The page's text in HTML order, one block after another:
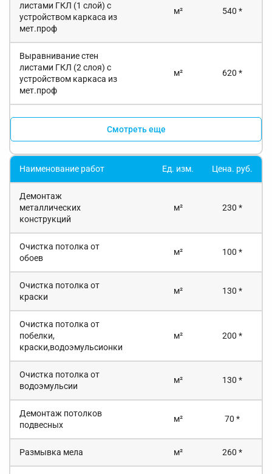
листами ГКЛ (1 слой) с
устройством каркаса из
мет.проф
м² 540 *
Выравнивание стен
листами ГКЛ (2 слоя) с
устройством каркаса из
мет.проф
м² 620 *
Смотреть еще
Наименование работ Ед. изм. Цена. руб.
Демонтаж
металлических
конструкций
м² 230 *
Очистка потолка от
обоев
м² 100 *
Очистка потолка от
краски
м² 130 *
Очистка потолка от
побелки,
краски,водоэмульсионки
м² 200 *
Очистка потолка от
водоэмульсии
м² 130 *
Демонтаж потолков
подвесных
м² 70 *
Размывка мела м² 260 *